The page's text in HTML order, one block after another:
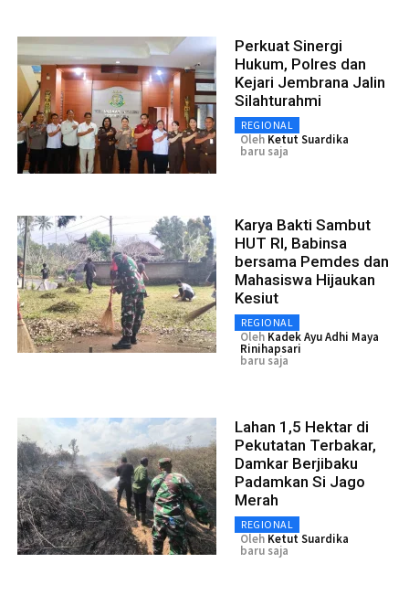
Perkuat Sinergi
Hukum, Polres dan
Kejari Jembrana Jalin
Silahturahmi
REGIONAL
Oleh Ketut Suardika
baru saja
Karya Bakti Sambut
HUT RI, Babinsa
bersama Pemdes dan
Mahasiswa Hijaukan
Kesiut
REGIONAL
Oleh Kadek Ayu Adhi Maya
Rinihapsari
baru saja
Lahan 1,5 Hektar di
Pekutatan Terbakar,
Damkar Berjibaku
Padamkan Si Jago
Merah
REGIONAL
Oleh Ketut Suardika
baru saja